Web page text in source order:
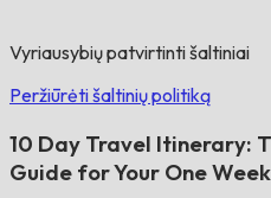
Vyriausybių patvirtinti šaltiniai
Peržiūrėti šaltinių politiką
10 Day Travel Itinerary:
Guide for Your One